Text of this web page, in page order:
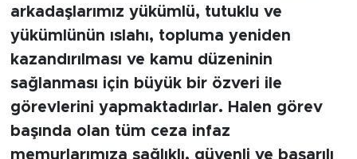
arkadaşlarımız yükümlü, tutuklu ve
yükümlünün ıslahı, topluma yeniden
kazandırılması ve kamu düzeninin
sağlanması için büyük bir özveri ile
görevlerini yapmaktadırlar. Halen görev
başında olan tüm ceza infaz
memurlarımıza sağlıklı, güvenli ve başarılı